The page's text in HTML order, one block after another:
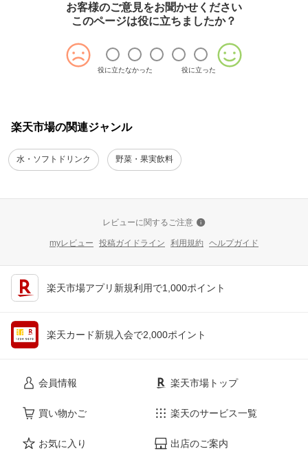
お客様のご意見をお聞かせください
このページは役に立ちましたか？
役に立たなかった 役に立った
楽天市場の関連ジャンル
水・ソフトドリンク 野菜・果実飲料
レビューに関するご注意
myレビュー 投稿ガイドライン 利用規約 ヘルプガイド
楽天市場アプリ新規利用で1,000ポイント
楽天カード新規入会で2,000ポイント
会員情報
買い物かご
お気に入り
楽天市場トップ
楽天のサービス一覧
出店のご案内